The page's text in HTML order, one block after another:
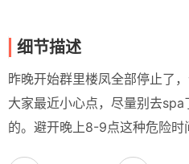
细节描述
昨晚开始群里楼凤全部停止了
大家最近小心点，尽量别去
的。避开晚上8-9点这种危险时